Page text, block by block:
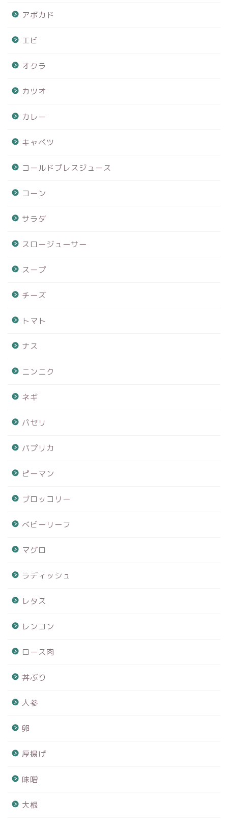
アボカド
エビ
オクラ
カツオ
カレー
キャベツ
コールドプレスジュース
コーン
サラダ
スロージューサー
スープ
チーズ
トマト
ナス
ニンニク
ネギ
パセリ
パプリカ
ピーマン
ブロッコリー
ベビーリーフ
マグロ
ラディッシュ
レタス
レンコン
ロース肉
丼ぶり
人参
卵
厚揚げ
味噌
大根